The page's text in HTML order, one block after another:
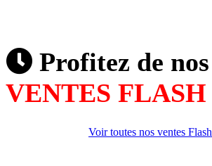
Profitez de nos
VENTES FLASH
Voir toutes nos ventes Flash